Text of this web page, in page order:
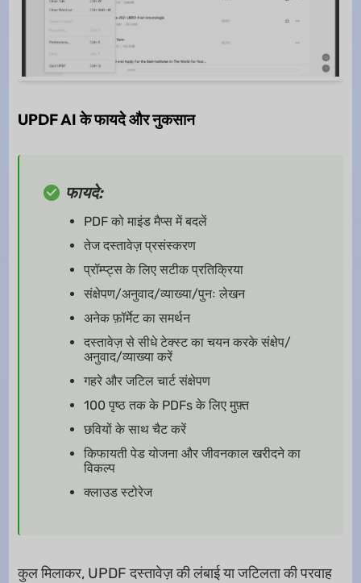
UPDF AI के फायदे और नुकसान
फायदे:
PDF को माइंड मैप्स में बदलें
तेज दस्तावेज़ प्रसंस्करण
प्रॉम्प्ट्स के लिए सटीक प्रतिक्रिया
संक्षेपण/अनुवाद/व्याख्या/पुनः लेखन
अनेक फ़ॉर्मेट का समर्थन
दस्तावेज़ से सीधे टेक्स्ट का चयन करके संक्षेप/
अनुवाद/व्याख्या करें
गहरे और जटिल चार्ट संक्षेपण
100 पृष्ठ तक के PDFs के लिए मुफ़्त
छवियों के साथ चैट करें
किफायती पेड योजना और जीवनकाल खरीदने का
विकल्प
क्लाउड स्टोरेज
कुल मिलाकर, UPDF दस्तावेज़ की लंबाई या जटिलता की परवाह